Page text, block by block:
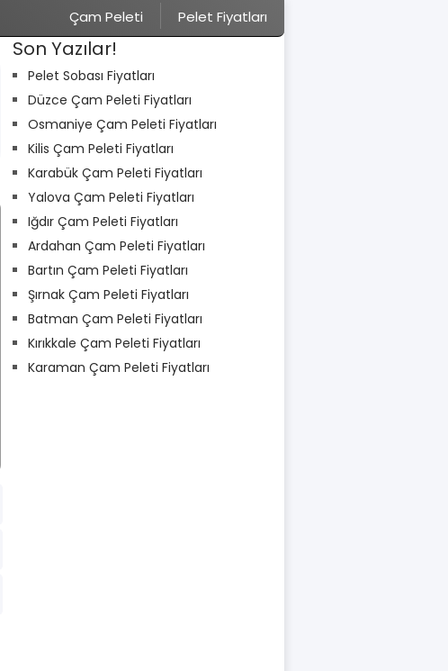
Çam Peleti Pelet Fiyatları
Son Yazılar!
Pelet Sobası Fiyatları
Düzce Çam Peleti Fiyatları
Osmaniye Çam Peleti Fiyatları
Kilis Çam Peleti Fiyatları
Karabük Çam Peleti Fiyatları
Yalova Çam Peleti Fiyatları
Iğdır Çam Peleti Fiyatları
Ardahan Çam Peleti Fiyatları
Bartın Çam Peleti Fiyatları
Şırnak Çam Peleti Fiyatları
Batman Çam Peleti Fiyatları
Kırıkkale Çam Peleti Fiyatları
Karaman Çam Peleti Fiyatları